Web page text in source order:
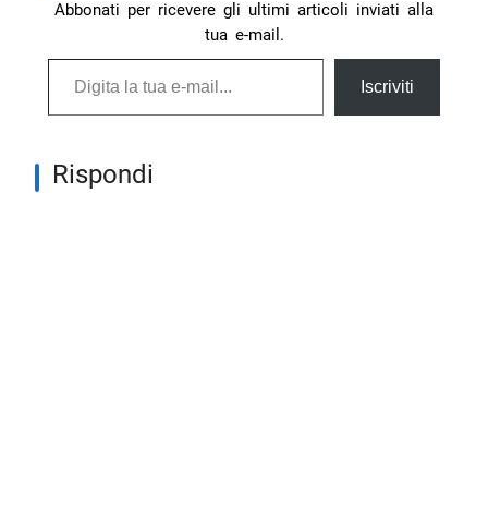
Abbonati per ricevere gli ultimi articoli inviati alla
tua e-mail.
Digita la tua e-mail...
Iscriviti
Rispondi